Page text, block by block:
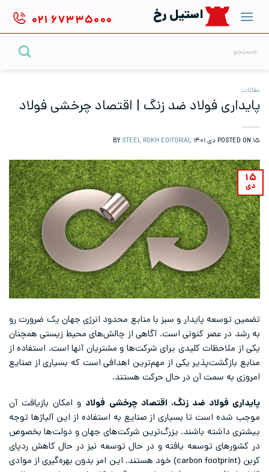
content
استیل رخ ۰۲۱ ۶۷۳۳۵۰۰۰
مقالات
پایداری فولاد ضد زنگ | اقتصاد چرخشی فولاد
POSTED ON ۱۵ دی ۱۴۰۱ STEEL ROKH EDITORIAL
۱۵
دی
تضمین توسعه پایدار و سبز با منابع محدود انرژی جهان یک ضرورت رو
به رشد در عصر کنونی است. آگاهی از چالش‌های محیط زیستی همچنان
یکی از ملاحظات کلیدی برای شرکت‌ها و مشتریان آنها است. استفاده از
منابع بازگشت‌پذیر یکی از مهم‌ترین اهدافی است که بسیاری از صنایع
امروزی به سمت آن در حال حرکت هستند.
پایداری فولاد ضد زنگ، اقتصاد چرخشی فولاد و امکان بازیافت آن
موجب شده است تا بسیاری از صنایع به استفاده از این آلیاژها توجه
بیشتری داشته باشند. بزرگ‌ترین شرکت‌های جهان و دولت‌ها بخصوص
در کشورهای توسعه یافته و در حال توسعه نیز در حال کاهش ردپای
کربن (carbon footprint) خود هستند. این امر بدون بهره‌گیری از موادی